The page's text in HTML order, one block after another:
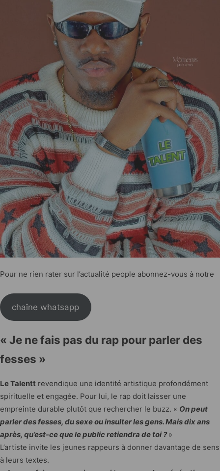
Pour ne rien rater sur l’actualité people abonnez-vous à notre
chaîne whatsapp
« Je ne fais pas du rap pour parler des
fesses »
Le Talentt revendique une identité artistique profondément
spirituelle et engagée. Pour lui, le rap doit laisser une
empreinte durable plutôt que rechercher le buzz. « On peut
parler des fesses, du sexe ou insulter les gens. Mais dix ans
après, qu’est-ce que le public retiendra de toi ?»
L’artiste invite les jeunes rappeurs à donner davantage de sens
à leurs textes.